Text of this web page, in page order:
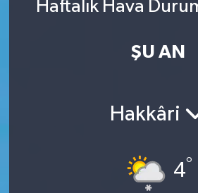
Haftalık Hava
ŞU AN
Hakkâri
4°